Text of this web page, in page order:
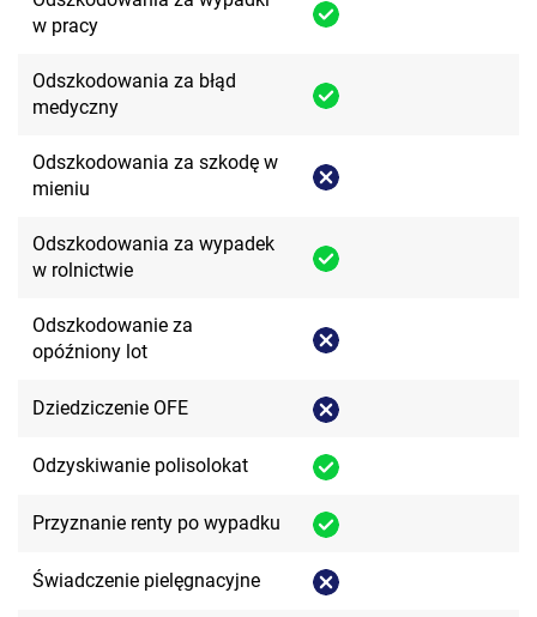
w pracy
Odszkodowania za błąd
medyczny
Odszkodowania za szkodę w
mieniu
Odszkodowania za wypadek
w rolnictwie
Odszkodowanie za
opóźniony lot
Dziedziczenie OFE
Odzyskiwanie polisolokat
Przyznanie renty po wypadku
Świadczenie pielęgnacyjne